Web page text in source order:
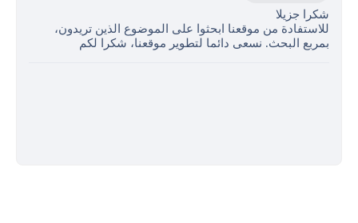
شكرا جزيلا
للاستفادة من موقعنا ابحثوا على الموضوع الذين تريدون،
بمربع البحث. نسعى دائما لتطوير موقعنا، شكرا لكم